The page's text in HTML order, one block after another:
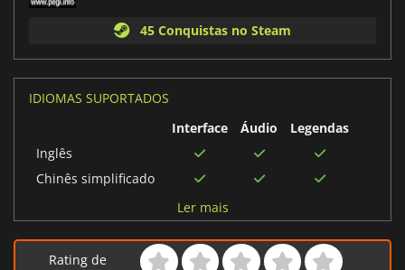
45 Conquistas no Steam
IDIOMAS SUPORTADOS
Interface
Áudio
Legendas
Inglês
Chinês simplificado
Polonês
Ler mais
Rating de